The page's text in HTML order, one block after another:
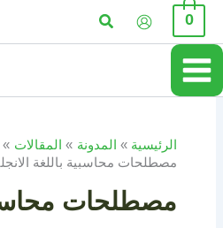
تخطي
المحتوى
0 البحث
الرئيسية المدونة
المقالات
مصطلحات محاسبية باللغة
مصطلحات